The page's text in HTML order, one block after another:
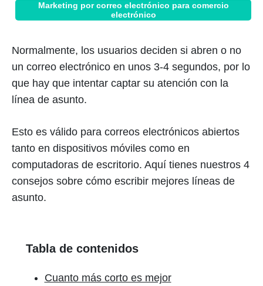
Marketing por correo electrónico para comercio
electrónico
Normalmente, los usuarios deciden si abren o no
un correo electrónico en unos 3-4 segundos, por lo
que hay que intentar captar su atención con la
línea de asunto.
Esto es válido para correos electrónicos abiertos
tanto en dispositivos móviles como en
computadoras de escritorio. Aquí tienes nuestros 4
consejos sobre cómo escribir mejores líneas de
asunto.
Tabla de contenidos
Cuanto más corto es mejor